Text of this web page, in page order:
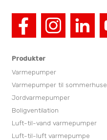
Produkter
Varmepumper
Varmepumper til sommerhuse
Jordvarmepumper
Boligventilation
Luft-til-vand varmepumper
Luft-til-luft varmepumpe